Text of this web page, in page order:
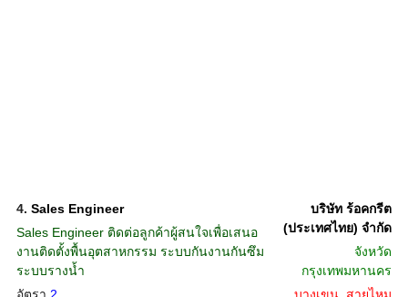
4. Sales Engineer
Sales Engineer ติดต่อลูกค้าผู้สนใจเพื่อเสนอ
งานติดตั้งพื้นอุตสาหกรรม ระบบกันงานกันซึม
ระบบรางน้ำ
บริษัท ร้อคกรีต
(ประเทศไทย) จำกัด
จังหวัด
กรุงเทพมหานคร